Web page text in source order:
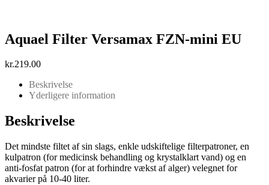
Aquael Filter Versamax FZN-mini EU
kr.219.00
Beskrivelse
Yderligere information
Beskrivelse
Det mindste filtet af sin slags, enkle udskiftelige filterpatroner, en
kulpatron (for medicinsk behandling og krystalklart vand) og en
anti-fosfat patron (for at forhindre vækst af alger) velegnet for
akvarier på 10-40 liter.